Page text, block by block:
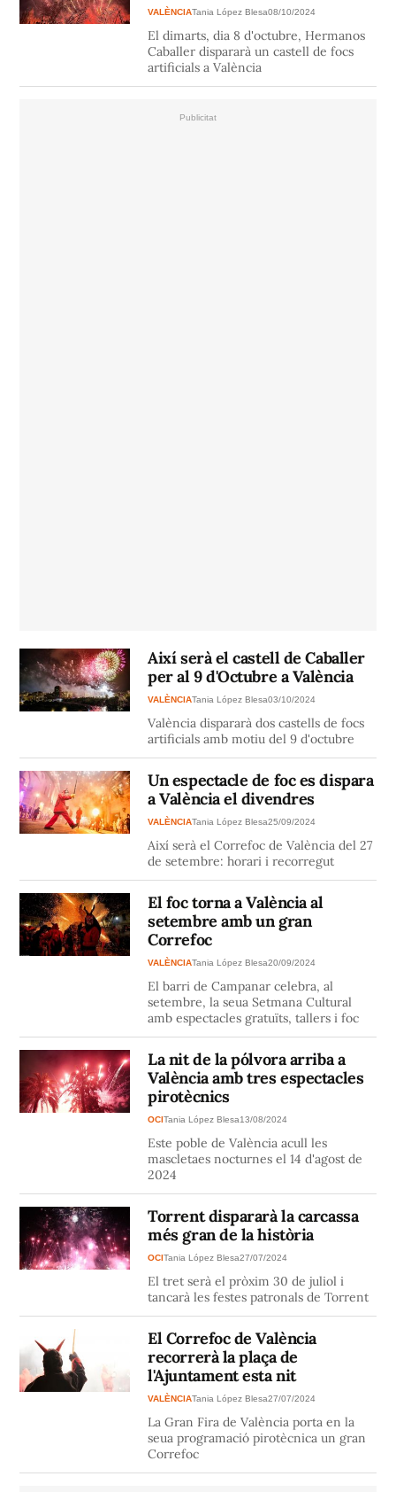
VALÈNCIATania López Blesa08/10/2024
El dimarts, dia 8 d'octubre, Hermanos
Caballer dispararà un castell de focs
artificials a València
Així serà el castell de Caballer
per al 9 d'Octubre a València
VALÈNCIATania López Blesa03/10/2024
València dispararà dos castells de focs
artificials amb motiu del 9 d'octubre
Un espectacle de foc es dispara
a València el divendres
VALÈNCIATania López Blesa25/09/2024
Així serà el Correfoc de València del 27
de setembre: horari i recorregut
El foc torna a València al
setembre amb un gran
Correfoc
VALÈNCIATania López Blesa20/09/2024
El barri de Campanar celebra, al
setembre, la seua Setmana Cultural
amb espectacles gratuïts, tallers i foc
La nit de la pólvora arriba a
València amb tres espectacles
pirotècnics
OCITania López Blesa13/08/2024
Este poble de València acull les
mascletaes nocturnes el 14 d'agost de
2024
Torrent dispararà la carcassa
més gran de la història
OCITania López Blesa27/07/2024
El tret serà el pròxim 30 de juliol i
tancarà les festes patronals de Torrent
El Correfoc de València
recorrerà la plaça de
l'Ajuntament esta nit
VALÈNCIATania López Blesa27/07/2024
La Gran Fira de València porta en la
seua programació pirotècnica un gran
Correfoc